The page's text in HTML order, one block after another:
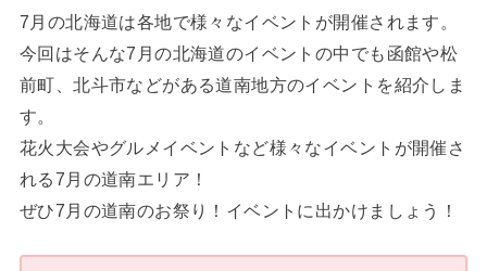
7月の北海道は各地で様々なイベントが開催されます。
今回はそんな7月の北海道のイベントの中でも函館や松
前町、北斗市などがある道南地方のイベントを紹介しま
す。
花火大会やグルメイベントなど様々なイベントが開催さ
れる7月の道南エリア！
ぜひ7月の道南のお祭り！イベントに出かけましょう！